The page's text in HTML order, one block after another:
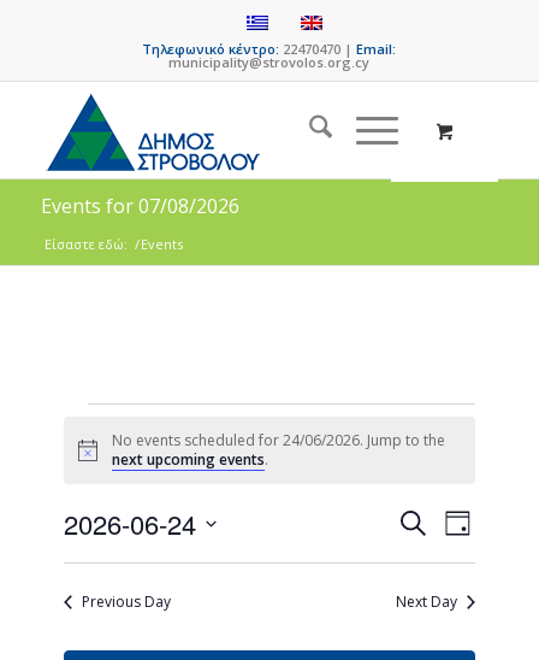
Τηλεφωνικό κέντρο: 22470470 |Email:
municipality@strovolos.org.cy
Events for 07/08/2026
Είσαστε εδώ: /Events
Notice
No events scheduled for 24/06/2026. Jump to the
next upcoming events.
Events
Search
and
SearchEvent
Views
Day
2026-06-24
Previous Day
Next Day